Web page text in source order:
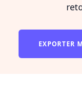
EXPORTER